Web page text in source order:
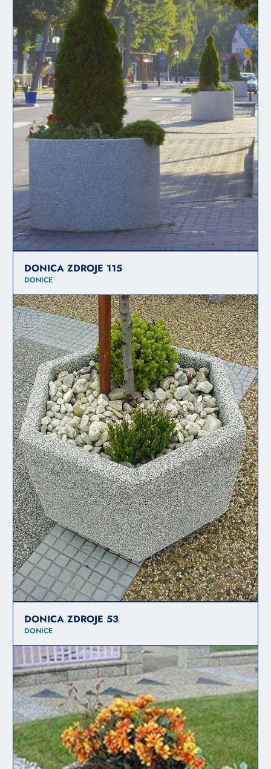
DONICA ZDROJE 115
DONICE
DONICA ZDROJE 53
DONICE